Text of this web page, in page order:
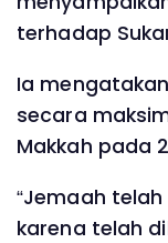
terhadap
Ia
secara
Makkah pada
“Jemaah
karena telah